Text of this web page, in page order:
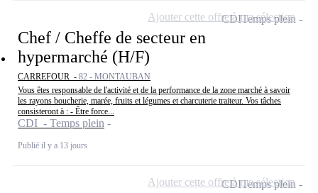
Chef / Cheffe de secteur en
hypermarché (H/F)
CARREFOUR - 82 - MONTAUBAN
Vous êtes responsable de l'activité et de la performance de la zone marché à savoir
les rayons boucherie, marée, fruits et légumes et charcuterie traiteur. Vos tâches
consisteront à : - Être force...
CDI - Temps plein
Publié il y a 13 jours
CDITemps plein
Ajouter cette offre à ma sélection
CDITemps plein
Ajouter cette offre à ma sélection